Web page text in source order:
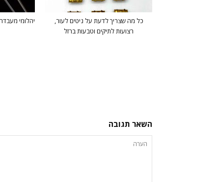
כל מה שצריך לדעת על ניטים לעור,
רצועות לתיקים וטבעות ברזל
יהלומי
השאר תגובה